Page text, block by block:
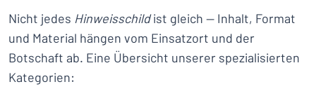
Nicht jedes Hinweisschildist gleich — Inhalt, Format
und Material hängen vom Einsatzort und der
Botschaft ab. Eine Übersicht unserer spezialisierten
Kategorien: